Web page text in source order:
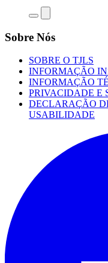
Sobre Nós
SOBRE O TJLS
INFORMAÇÃO
INFORMAÇÃO
PRIVACIDADE E
DECLARAÇÃO
USABILIDADE